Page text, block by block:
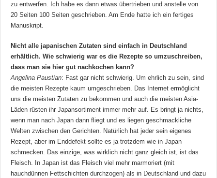
zu entwerfen. Ich habe es dann etwas übertrieben und anstelle von
20 Seiten 100 Seiten geschrieben. Am Ende hatte ich ein fertiges
Manuskript.
Nicht alle japanischen Zutaten sind einfach in Deutschland
erhältlich. Wie schwierig war es die Rezepte so umzuschreiben,
dass man sie hier gut nachkochen kann?
Angelina Paustian: Fast gar nicht schwierig. Um ehrlich zu sein, sind
die meisten Rezepte kaum umgeschrieben. Das Internet ermöglicht
uns die meisten Zutaten zu bekommen und auch die meisten Asia-
Läden rüsten ihr Japansortiment immer mehr auf. Es bringt ja nichts,
wenn man nach Japan dann fliegt und es liegen geschmackliche
Welten zwischen den Gerichten. Natürlich hat jeder sein eigenes
Rezept, aber im Enddefekt sollte es ja trotzdem wie in Japan
schmecken. Das einzige, was wirklich nicht ganz gleich ist, ist das
Fleisch. In Japan ist das Fleisch viel mehr marmoriert (mit
hauchdünnen Fettschichten durchzogen) als in Deutschland und dazu